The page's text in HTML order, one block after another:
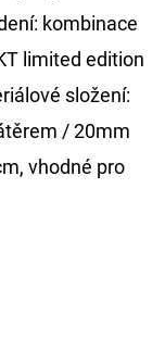
kombinace
limited edition
složení:
/ 20mm
vhodné pro